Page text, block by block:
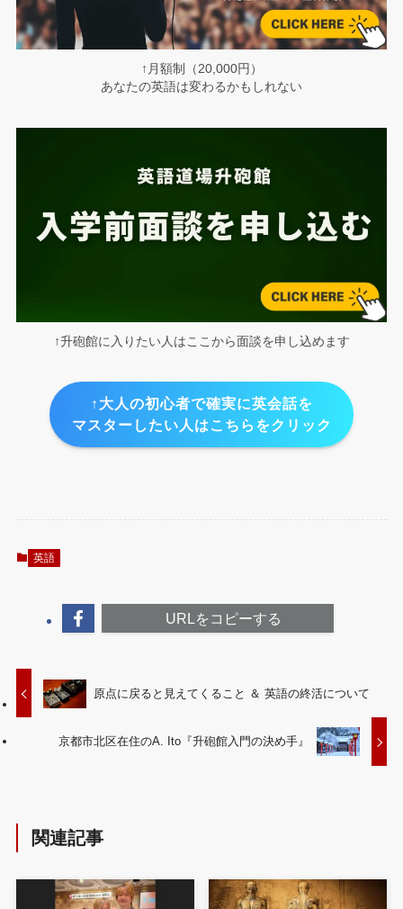
↑月額制（20,000円）
あなたの英語は変わるかもしれない
↑升砲館に入りたい人はここから面談を申し込めます
↑大人の初心者で確実に英会話を
マスターしたい人はこちらをクリック
英語
URLをコピーする
原点に戻ると見えてくること ＆ 英語の終活について
京都市北区在住のA. Ito『升砲館入門の決め手』
関連記事